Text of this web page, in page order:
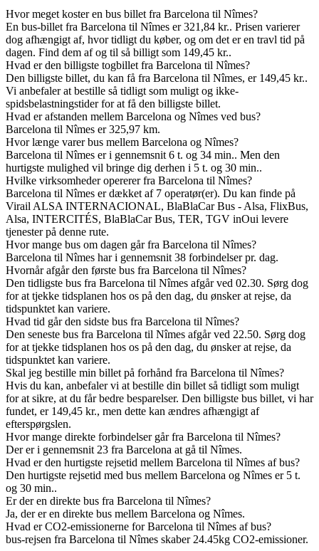
Hvor meget koster en bus billet fra Barcelona til Nîmes?
En bus-billet fra Barcelona til Nîmes er 321,84 kr.. Prisen varierer
dog afhængigt af, hvor tidligt du køber, og om det er en travl tid på
dagen. Find dem af og til så billigt som 149,45 kr..
Hvad er den billigste togbillet fra Barcelona til Nîmes?
Den billigste billet, du kan få fra Barcelona til Nîmes, er 149,45 kr..
Vi anbefaler at bestille så tidligt som muligt og ikke-
spidsbelastningstider for at få den billigste billet.
Hvad er afstanden mellem Barcelona og Nîmes ved bus?
Barcelona til Nîmes er 325,97 km.
Hvor længe varer bus mellem Barcelona og Nîmes?
Barcelona til Nîmes er i gennemsnit 6 t. og 34 min.. Men den
hurtigste mulighed vil bringe dig derhen i 5 t. og 30 min..
Hvilke virksomheder opererer fra Barcelona til Nîmes?
Barcelona til Nîmes er dækket af 7 operatør(er). Du kan finde på
Virail ALSA INTERNACIONAL, BlaBlaCar Bus - Alsa, FlixBus,
Alsa, INTERCITÉS, BlaBlaCar Bus, TER, TGV inOui levere
tjenester på denne rute.
Hvor mange bus om dagen går fra Barcelona til Nîmes?
Barcelona til Nîmes har i gennemsnit 38 forbindelser pr. dag.
Hvornår afgår den første bus fra Barcelona til Nîmes?
Den tidligste bus fra Barcelona til Nîmes afgår ved 02.30. Sørg dog
for at tjekke tidsplanen hos os på den dag, du ønsker at rejse, da
tidspunktet kan variere.
Hvad tid går den sidste bus fra Barcelona til Nîmes?
Den seneste bus fra Barcelona til Nîmes afgår ved 22.50. Sørg dog
for at tjekke tidsplanen hos os på den dag, du ønsker at rejse, da
tidspunktet kan variere.
Skal jeg bestille min billet på forhånd fra Barcelona til Nîmes?
Hvis du kan, anbefaler vi at bestille din billet så tidligt som muligt
for at sikre, at du får bedre besparelser. Den billigste bus billet, vi har
fundet, er 149,45 kr., men dette kan ændres afhængigt af
efterspørgslen.
Hvor mange direkte forbindelser går fra Barcelona til Nîmes?
Der er i gennemsnit 23 fra Barcelona at gå til Nîmes.
Hvad er den hurtigste rejsetid mellem Barcelona til Nîmes af bus?
Den hurtigste rejsetid med bus mellem Barcelona og Nîmes er 5 t.
og 30 min..
Er der en direkte bus fra Barcelona til Nîmes?
Ja, der er en direkte bus mellem Barcelona og Nîmes.
Hvad er CO2-emissionerne for Barcelona til Nîmes af bus?
bus-rejsen fra Barcelona til Nîmes skaber 24.45kg CO2-emissioner.